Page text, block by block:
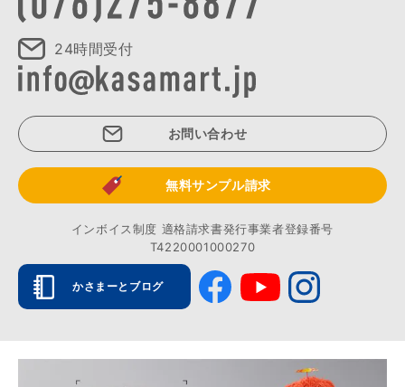
24時間受付
お問い合わせ
無料サンプル請求
インボイス制度 適格請求書発行事業者登録番号
T4220001000270
かさまーとブログ